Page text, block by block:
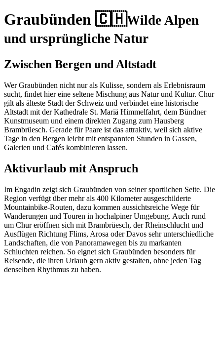
Graubünden 🇨🇭Wilde Alpen
und ursprüngliche Natur
Zwischen Bergen und Altstadt
Wer Graubünden nicht nur als Kulisse, sondern als Erlebnisraum
sucht, findet hier eine seltene Mischung aus Natur und Kultur. Chur
gilt als älteste Stadt der Schweiz und verbindet eine historische
Altstadt mit der Kathedrale St. Mariä Himmelfahrt, dem Bündner
Kunstmuseum und einem direkten Zugang zum Hausberg
Brambrüesch. Gerade für Paare ist das attraktiv, weil sich aktive
Tage in den Bergen leicht mit entspannten Stunden in Gassen,
Galerien und Cafés kombinieren lassen.
Aktivurlaub mit Anspruch
Im Engadin zeigt sich Graubünden von seiner sportlichen Seite. Die
Region verfügt über mehr als 400 Kilometer ausgeschilderte
Mountainbike-Routen, dazu kommen aussichtsreiche Wege für
Wanderungen und Touren in hochalpiner Umgebung. Auch rund
um Chur eröffnen sich mit Brambrüesch, der Rheinschlucht und
Ausflügen Richtung Flims, Arosa oder Davos sehr unterschiedliche
Landschaften, die von Panoramawegen bis zu markanten
Schluchten reichen. So eignet sich Graubünden besonders für
Reisende, die ihren Urlaub gern aktiv gestalten, ohne jeden Tag
denselben Rhythmus zu haben.